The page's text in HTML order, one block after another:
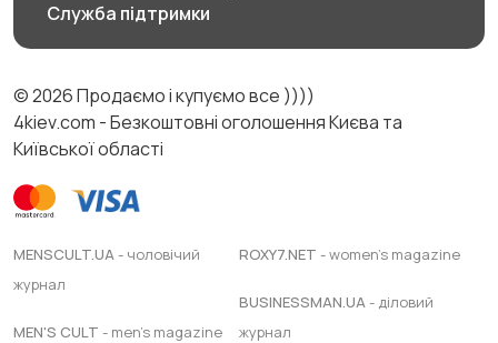
Служба підтримки
© 2026 Продаємо і купуємо все ))))
4kiev.com - Безкоштовні оголошення Києва та
Київської області
MENSCULT.UA- чоловічий
журнал
MEN'S CULT - men's magazine
ROXY7.NET - women's magazine
BUSINESSMAN.UA- діловий
журнал